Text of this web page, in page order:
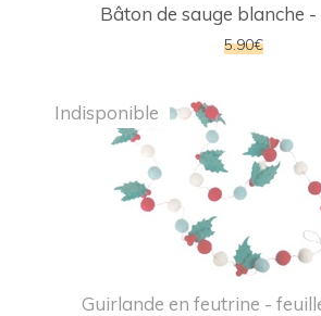
Bâton de sauge blanche
5.90€
Indisponible
Guirlande en feutrine -